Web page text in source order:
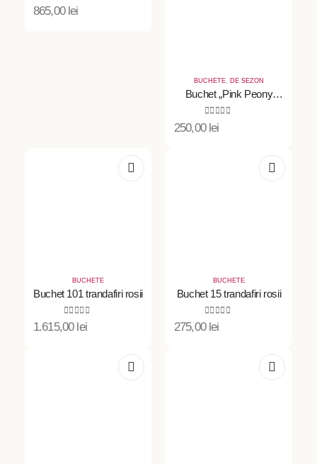
0 out of 5
865,00 lei
BUCHETE, DE SEZON
Buchet „Pink Peony
Dream”
0 out of 5
250,00 lei
BUCHETE
Buchet 101 trandafiri rosii
0out of 5
1.615,00 lei
BUCHETE
Buchet 15 trandafiri rosii
0 out of 5
275,00 lei